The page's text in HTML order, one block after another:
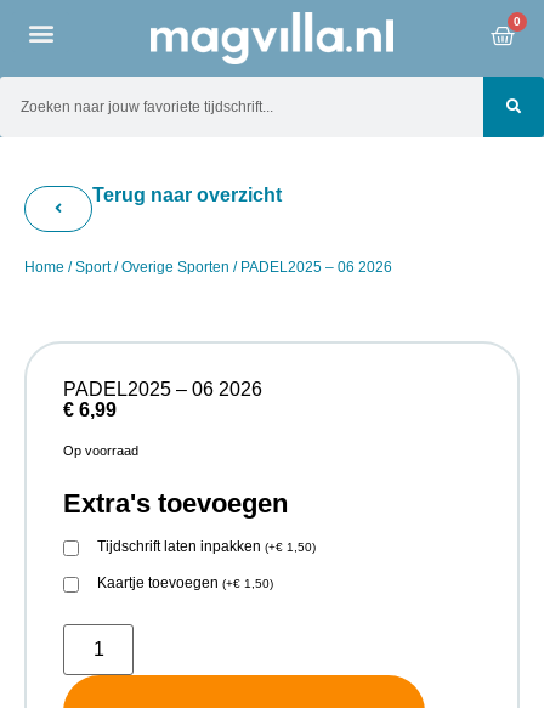
0
Terug naar overzicht
Home /Sport/Overige Sporten / PADEL2025 – 06 2026
PADEL2025 – 06 2026
€ 6,99
Op voorraad
Extra's toevoegen
Tijdschrift laten inpakken (+€ 1,50)
Kaartje toevoegen (+€ 1,50)